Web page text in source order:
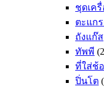
ชุดเค
ตะแก
ถังแก๊ส
ทัพพี
ที่ใส่ช้
ปิ่นโต